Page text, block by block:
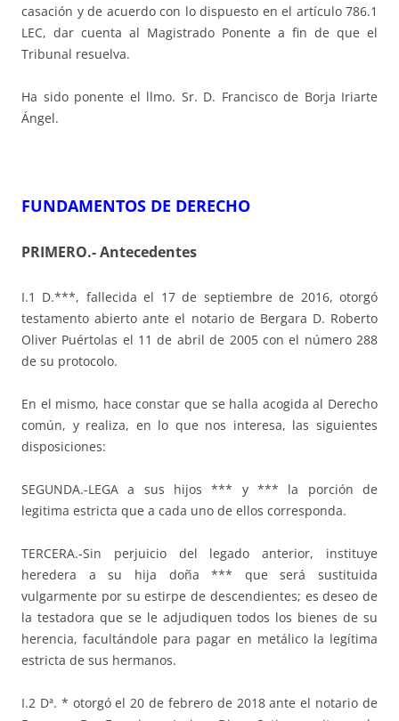
casación y de acuerdo con lo dispuesto en el artículo 786.1
LEC, dar cuenta al Magistrado Ponente a fin de que el
Tribunal resuelva.
Ha sido ponente el llmo. Sr. D. Francisco de Borja Iriarte
Ángel.
FUNDAMENTOS DE DERECHO
PRIMERO.- Antecedentes
I.1 D.***, fallecida el 17 de septiembre de 2016, otorgó
testamento abierto ante el notario de Bergara D. Roberto
Oliver Puértolas el 11 de abril de 2005 con el número 288
de su protocolo.
En el mismo, hace constar que se halla acogida al Derecho
común, y realiza, en lo que nos interesa, las siguientes
disposiciones:
SEGUNDA.-LEGA a sus hijos *** y *** la porción de
legitima estricta que a cada uno de ellos corresponda.
TERCERA.-Sin perjuicio del legado anterior, instituye
heredera a su hija doña *** que será sustituida
vulgarmente por su estirpe de descendientes; es deseo de
la testadora que se le adjudiquen todos los bienes de su
herencia, facultándole para pagar en metálico la legítima
estricta de sus hermanos.
I.2 Dª. * otorgó el 20 de febrero de 2018 ante el notario de